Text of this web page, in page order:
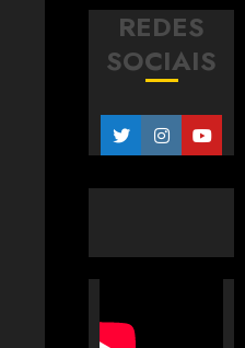
REDES
SOCIAIS